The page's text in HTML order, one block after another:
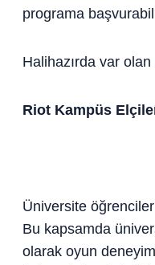
programa
Halihazırda var
Riot Kampüs
Üniversite
Bu kapsamda
olarak oyun